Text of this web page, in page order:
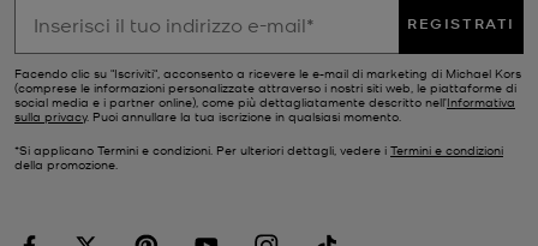
REGISTRATI
Facendo clic su "Iscriviti", acconsento a ricevere le e-mail di marketing di Michael Kors
(comprese le informazioni personalizzate attraverso i nostri siti web, le piattaforme di
social media e i partner online), come più dettagliatamente descritto nell’Informativa
sulla privacy. Puoi annullare la tua iscrizione in qualsiasi momento.
*Si applicano Termini e condizioni. Per ulteriori dettagli, vedere i Termini e condizioni
della promozione.